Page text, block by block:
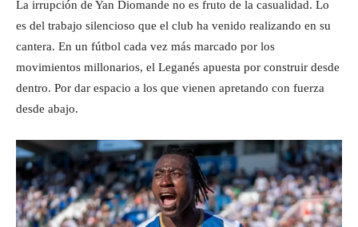
La irrupción de Yan Diomande no es fruto de la casualidad. Lo
es del trabajo silencioso que el club ha venido realizando en su
cantera. En un fútbol cada vez más marcado por los
movimientos millonarios, el Leganés apuesta por construir desde
dentro. Por dar espacio a los que vienen apretando con fuerza
desde abajo.